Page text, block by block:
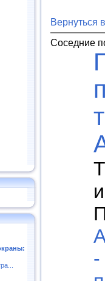
Вернуться
Соседние
-